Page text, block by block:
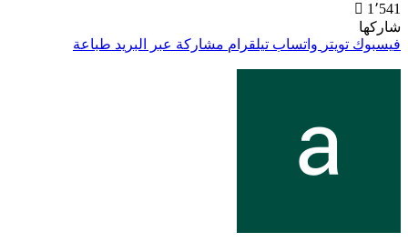
1٬541
فيسبوك
تويتر
واتساب
شاركها
فيسبوك تويتر واتساب تيلقرام مشاركة عبر البريد طباعة